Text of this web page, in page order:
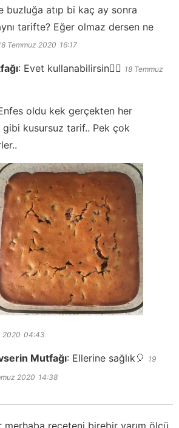
buzluğa atıp bi kaç ay sonra
tarifte? Eğer olmaz dersen ne
Temmuz 2020 16:17
: Evet kullanabilirsin👍🏻 18 Temmuz
oldu kek gerçekten her
gibi kusursuz tarif.. Pek çok
2020 04:43
Mutfağı: Ellerine sağlık🎈 19
2020 14:38